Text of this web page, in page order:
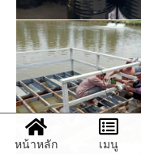
หน้าหลัก เมนู